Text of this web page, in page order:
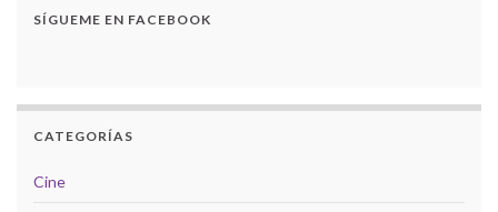
SÍGUEME EN FACEBOOK
CATEGORÍAS
Cine